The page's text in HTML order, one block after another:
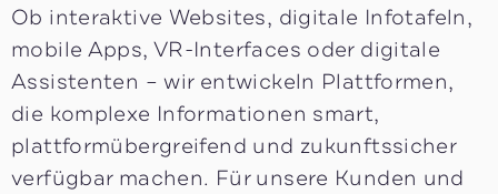
Ob interaktive Websites, digitale Infotafeln,
mobile Apps, VR-Interfaces oder digitale
Assistenten – wir entwickeln Plattformen,
die komplexe Informationen smart,
plattformübergreifend und zukunftssicher
verfügbar machen. Für unsere Kunden und